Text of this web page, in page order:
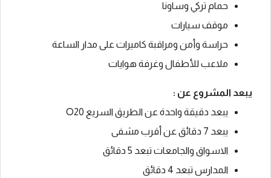
حمام تركي وساونا
موقف سيارات
حراسة وأمن ومراقبة كاميرات على مدار الساعة
ملاعب للأطفال وغرفة هوايات
يبعد المشروع عن :
يبعد دقيقة واحدة عن الطريق السريع O20
يبعد 7 دقائق عن أقرب مشفى
الاسواق والجامعات تبعد 5 دقائق
المدارس تبعد 4 دقائق